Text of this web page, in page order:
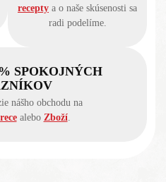
recepty a o naše skúsenosti sa
radi podelíme.
SPOKOJNÝCH
nášho obchodu na
alebo Zboží.